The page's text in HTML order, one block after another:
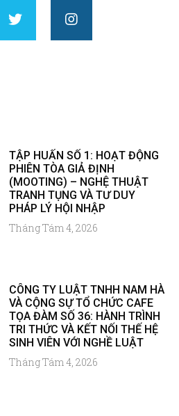
TẬP HUẤN SỐ 1: HOẠT ĐỘNG
PHIÊN TÒA GIẢ ĐỊNH
(MOOTING) – NGHỆ THUẬT
TRANH TỤNG VÀ TƯ DUY
PHÁP LÝ HỘI NHẬP
Tháng Tám 4, 2026
CÔNG TY LUẬT TNHH NAM HÀ
VÀ CỘNG SỰ TỔ CHỨC CAFE
TỌA ĐÀM SỐ 36: HÀNH TRÌNH
TRI THỨC VÀ KẾT NỐI THẾ HỆ
SINH VIÊN VỚI NGHỀ LUẬT
Tháng Tám 4, 2026